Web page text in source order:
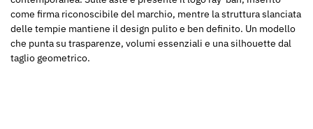
come firma riconoscibile del marchio, mentre la struttura slanciata
delle tempie mantiene il design pulito e ben definito. Un modello
che punta su trasparenze, volumi essenziali e una silhouette dal
taglio geometrico.